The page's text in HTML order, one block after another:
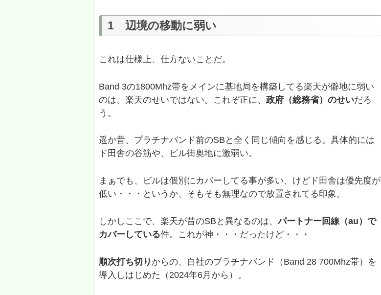
1 辺境の移動に弱い
これは仕様上、仕方ないことだ。
Band 3の1800Mhz帯をメインに基地局を構築してる楽天が僻地に弱い
のは、楽天のせいではない。これぞ正に、 政府（総務省）のせいだろ
う。
遥か昔、プラチナバンド前のSBと全く同じ傾向を感じる。具体的には
ド田舎の谷筋や、ビル街奥地に激弱い。
まぁでも、ビルは個別にカバーしてる事が多い、けどド田舎は優先度が
低い・・・というか、そもそも無理なので放置されてる印象。
しかしここで、楽天が昔のSBと異なるのは、パートナー回線（au）で
カバーしている件。これが神・・・だったけど・・・
順次打ち切り からの、自社のプラチナバンド（Band 28 700Mhz帯）を
導入しはじめた（2024年6月から）。